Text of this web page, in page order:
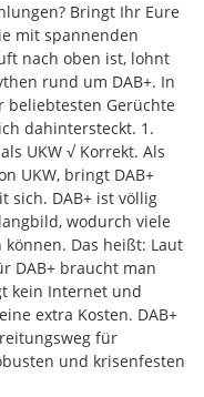
Bringt Ihr Eure
mit spannenden
nach oben ist, lohnt
rund um DAB+. In
beliebtesten Gerüchte
dahintersteckt. 1.
UKW √ Korrekt. Als
UKW, bringt DAB+
sich. DAB+ ist völlig
wodurch viele
Das heißt: Laut
DAB+ braucht man
kein Internet und
extra Kosten. DAB+
für
und krisenfesten